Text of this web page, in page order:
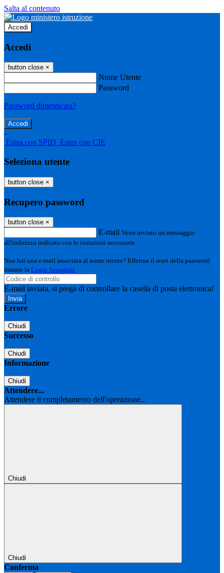
Salta al contenuto
Accedi
Accedi
button close ×
Nome Utente
Password
Password dimenticata?
-
Entra con SPID Entra con CIE
Seleziona utente
button close ×
Recupero password
button close ×
E-mail Verrà inviato un messaggio
all'indirizzo indicato con le istruzioni necessarie.
Non hai una e-mail associata al nome utente? Effettua il reset della password
tramite la Login Spaggiari
E-mail inviata, si prega di controllare la casella di posta elettronica!
Errore
Chiudi
Successo
Chiudi
Informazione
Chiudi
Attendere...
Attendere il completamento dell'operazione...
Chiudi
Chiudi
Conferma